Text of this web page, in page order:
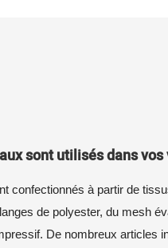
sont utilisés dans
confectionnés à partir de
de polyester, du mesh
De nombreux articles